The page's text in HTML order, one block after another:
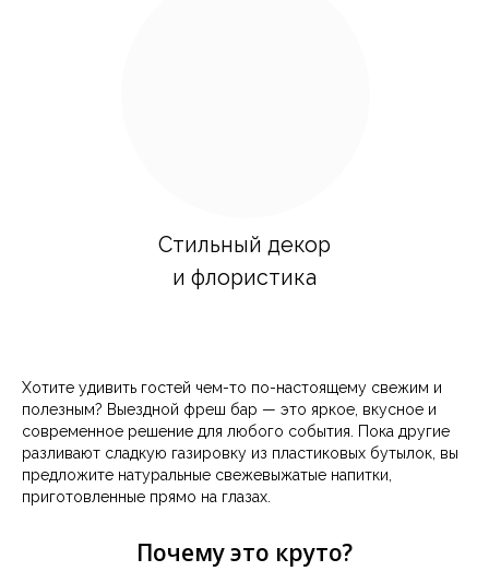
Хотите удивить гостей чем-то по-настоящему свежим и
полезным? Выездной фреш бар — это яркое, вкусное и
современное решение для любого события. Пока другие
разливают сладкую газировку из пластиковых бутылок, вы
предложите натуральные свежевыжатые напитки,
приготовленные прямо на глазах.
Почему это круто?